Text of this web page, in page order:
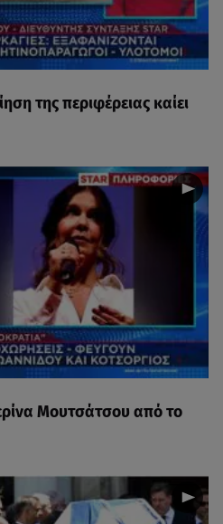
της περιφέρειας καίει
Μουτσάτσου από το